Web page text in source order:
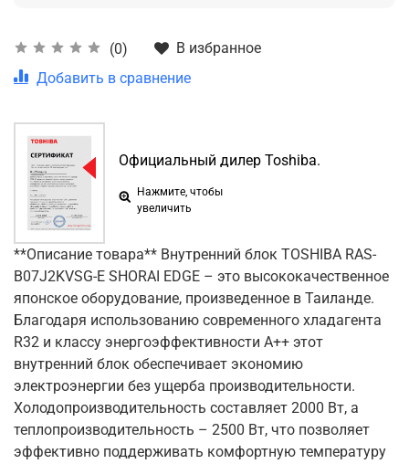
(0)
В избранное
Добавить в сравнение
Официальный дилер Toshiba.
Нажмите, чтобы
увеличить
**Описание товара** Внутренний блок TOSHIBA RAS-
B07J2KVSG-E SHORAI EDGE – это высококачественное
японское оборудование, произведенное в Таиланде.
Благодаря использованию современного хладагента
R32 и классу энергоэффективности A++ этот
внутренний блок обеспечивает экономию
электроэнергии без ущерба производительности.
Холодопроизводительность составляет 2000 Вт, а
теплопроизводительность – 2500 Вт, что позволяет
эффективно поддерживать комфортную температуру